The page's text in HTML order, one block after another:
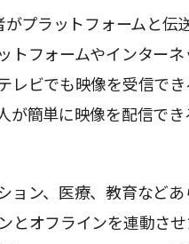
プラットフォームと伝
トフォームやインターネ
レビでも映像を受信で
が簡単に映像を配信でき
ョン、医療、教育などあ
とオフラインを連動さ